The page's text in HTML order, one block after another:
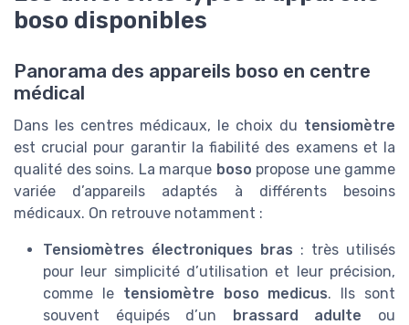
boso disponibles
Panorama des appareils boso en centre
médical
Dans les centres médicaux, le choix du tensiomètre
est crucial pour garantir la fiabilité des examens et la
qualité des soins. La marque boso propose une gamme
variée d’appareils adaptés à différents besoins
médicaux. On retrouve notamment :
Tensiomètres électroniques bras : très utilisés
pour leur simplicité d’utilisation et leur précision,
comme le tensiomètre boso medicus. Ils sont
souvent équipés d’un brassard adulte ou